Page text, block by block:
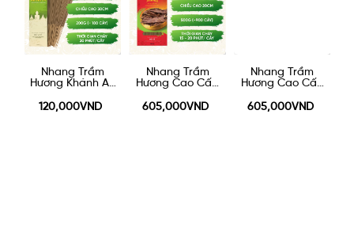
Nhang Trầm
Hương Cao Cấp
605,000VND
Nhang Trầm
Hương Cao Cấp
605,000VND
Nhang Trầm
Hương Cao Cấp
605,000VND